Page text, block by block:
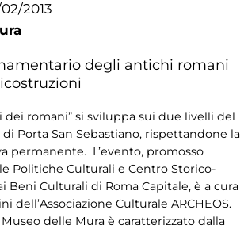
2013
degli antichi romani
dei romani” si sviluppa sui due livelli del
Porta San Sebastiano, rispettandone la
permanente. L’evento, promosso
Politiche Culturali e Centro Storico-
Beni Culturali di Roma Capitale, è a cura
dell’Associazione Culturale ARCHEOS.
delle Mura è caratterizzato dalla